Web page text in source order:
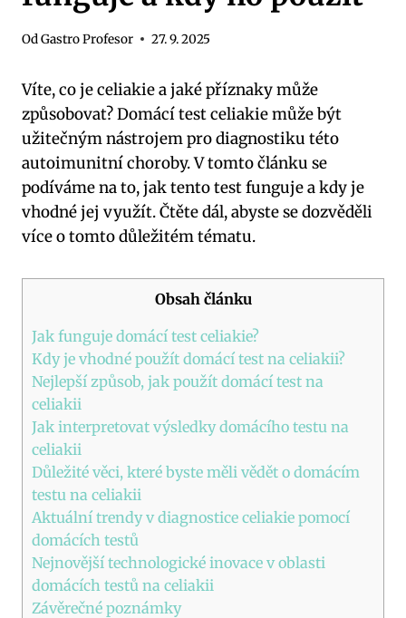
OdGastro Profesor 27. 9. 2025
Víte, co je celiakie a jaké příznaky může
způsobovat? Domácí test celiakie může být
užitečným nástrojem pro diagnostiku této
autoimunitní choroby. V tomto článku se
podíváme na to, jak tento test funguje a kdy je
vhodné jej využít. Čtěte dál, abyste se dozvěděli
více o tomto důležitém tématu.
Obsah článku
Jak funguje domácí test celiakie?
Kdy je vhodné použít domácí test na celiakii?
Nejlepší způsob, jak použít domácí test na
celiakii
Jak interpretovat výsledky domácího testu na
celiakii
Důležité věci, které byste měli vědět o domácím
testu na celiakii
Aktuální trendy v diagnostice celiakie pomocí
domácích testů
Nejnovější technologické inovace v oblasti
domácích testů na celiakii
Závěrečné poznámky